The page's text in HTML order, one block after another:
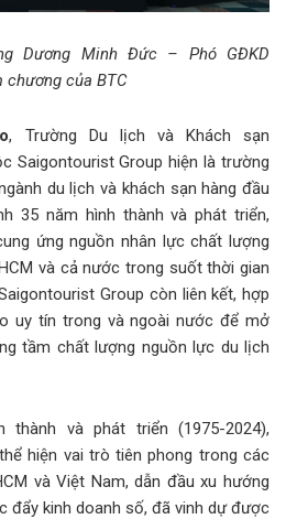
Dương Minh Đức – Phó GĐKD
của BTC
, Trường Du lịch và Khách sạn
Saigontourist Group hiện là trường
du lịch và khách sạn hàng đầu
35 năm hình thành và phát triển,
ứng nguồn nhân lực chất lượng
và cả nước trong suốt thời gian
Group còn liên kết, hợp
uy tín trong và ngoài nước để mở
tầm chất lượng nguồn lực du lịch
và phát triển (1975-2024),
hiện vai trò tiên phong trong các
và Việt Nam, dẫn đầu xu hướng
đẩy kinh doanh số, đã vinh dự được